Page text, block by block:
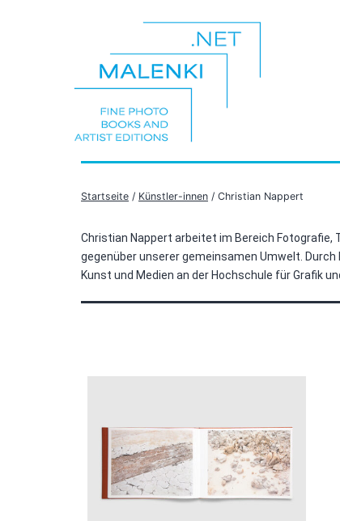
Startseite / Künstler-innen / Christian Nappert
Christian Nappert arbeitet im Bereich Fotografie,
gegenüber unserer gemeinsamen Umwelt.
Kunst und Medien an der Hochschule für Grafik